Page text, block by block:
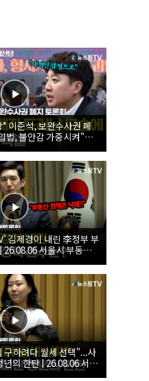
이준석, 보완수사권 폐
법, 불안감 가중시켜"｜
완수사권 폐지 토론회
김제경이 내린 李정부 부
26.08.06 서울시 부동산
하려다 월세 선택"...사
의 한탄 | 26.08.06 서울